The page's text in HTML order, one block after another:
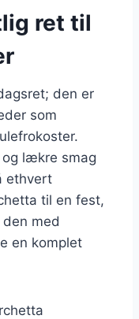
ret til
den er
som
og lækre smag
ethvert
til en fest,
med
en komplet